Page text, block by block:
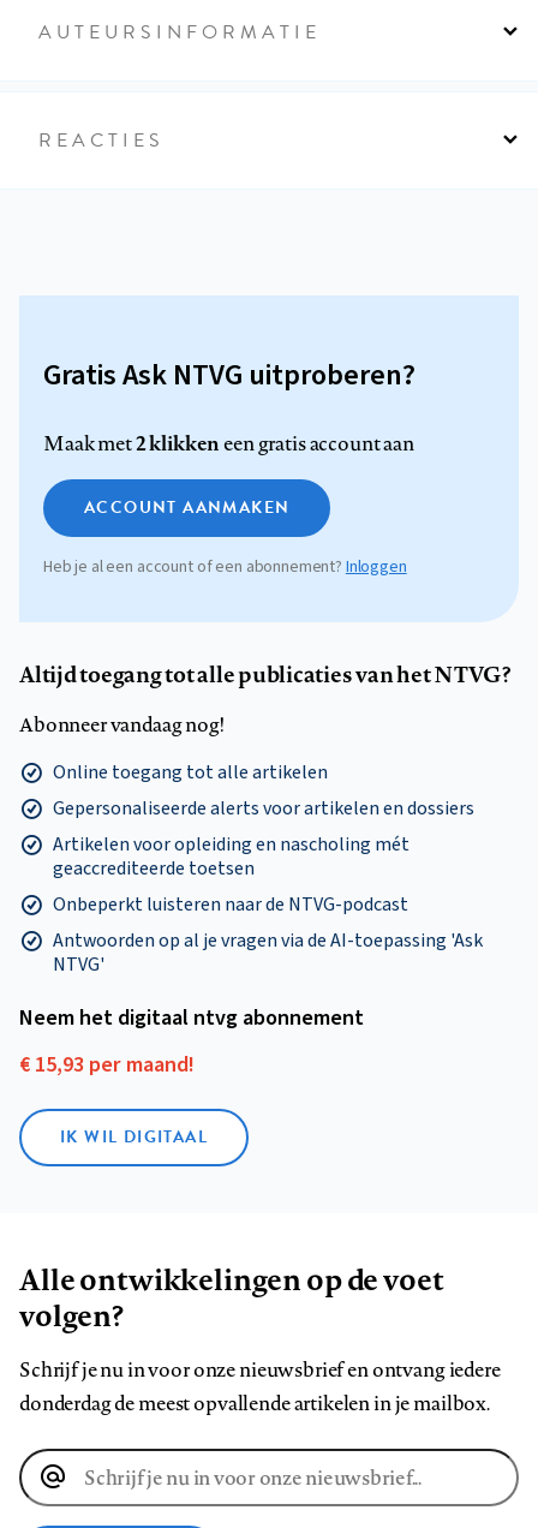
AUTEURSINFORMATIE
REACTIES
Gratis Ask NTVG uitproberen?
Maak met2 klikkeneen gratis account aan
ACCOUNT AANMAKEN
Heb je al een account of een abonnement? Inloggen
Altijd toegang tot alle publicaties van het NTVG?
Abonneer vandaag nog!
Online toegang tot alle artikelen
Gepersonaliseerde alerts voor artikelen en dossiers
Artikelen voor opleiding en nascholing mét
geaccrediteerde toetsen
Onbeperkt luisteren naar de NTVG-podcast
Antwoorden op al je vragen via de AI-toepassing 'Ask
NTVG'
Neem het digitaal ntvg abonnement
€ 15,93 per maand!
IK WIL DIGITAAL
Alle ontwikkelingen op de voet
volgen?
Schrijf je nu in voor onze nieuwsbrief en ontvang iedere
donderdag de meest opvallende artikelen in je mailbox.
E-
mailadres